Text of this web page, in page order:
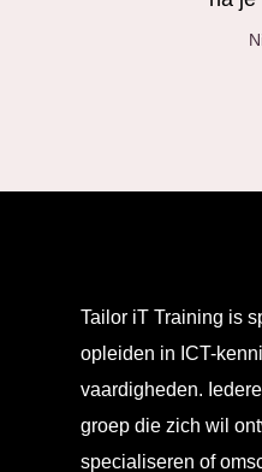
Tailor iT Training is
opleiden in ICT-
vaardigheden.
groep die zich wil
specialiseren of